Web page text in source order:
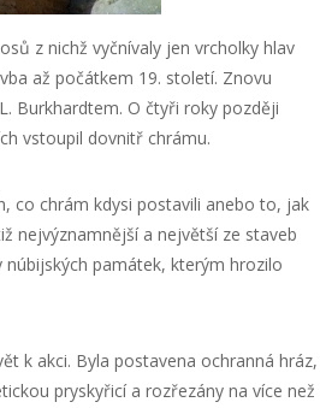
z nichž vyčnívaly jen vrcholky hlav
až počátkem 19. století. Znovu
Burkhardtem. O čtyři roky později
vstoupil dovnitř chrámu.
co chrám kdysi postavili anebo to, jak
nejvýznamnější a největší ze staveb
památek, kterým hrozilo
k akci. Byla postavena ochranná hráz,
pryskyřicí a rozřezány na více než